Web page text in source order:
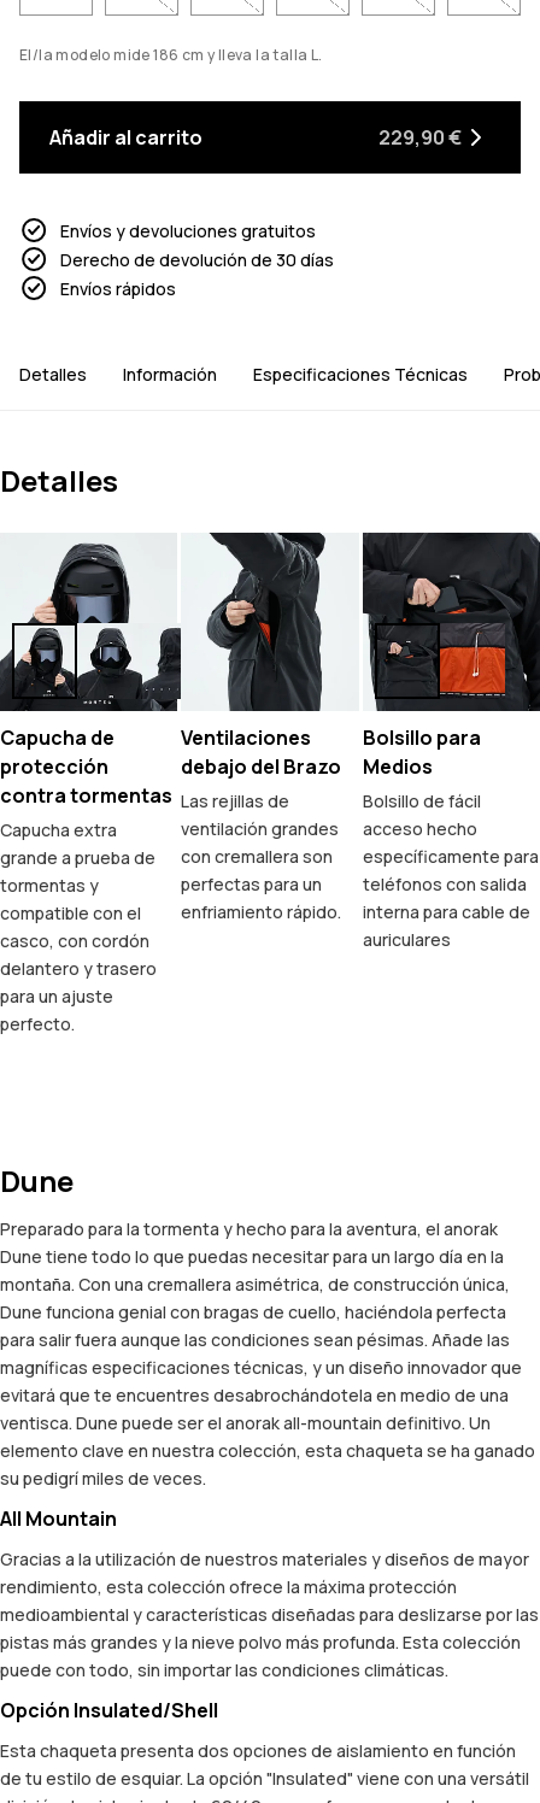
El/la modelo mide 186 cm y lleva la talla L.
Añadir al carrito 229,90 €
Envíos y devoluciones gratuitos
Derecho de devolución de 30 días
Envíos rápidos
Detalles Información Especificaciones Técnicas
Detalles
Capucha de
protección
contra tormentas
Capucha extra
grande a prueba de
tormentas y
compatible con el
casco, con cordón
delantero y trasero
para un ajuste
perfecto.
Ventilaciones
debajo del Brazo
Las rejillas de
ventilación grandes
con cremallera son
perfectas para un
enfriamiento rápido.
Bolsillo para
Medios
Bolsillo de fácil
acceso hecho
específicamente para
teléfonos con salida
interna para cable de
auriculares
Dune
Preparado para la tormenta y hecho para la aventura, el anorak
Dune tiene todo lo que puedas necesitar para un largo día en la
montaña. Con una cremallera asimétrica, de construcción única,
Dune funciona genial con bragas de cuello, haciéndola perfecta
para salir fuera aunque las condiciones sean pésimas. Añade las
magníficas especificaciones técnicas, y un diseño innovador que
evitará que te encuentres desabrochándotela en medio de una
ventisca. Dune puede ser el anorak all-mountain definitivo. Un
elemento clave en nuestra colección, esta chaqueta se ha ganado
su pedigrí miles de veces.
All Mountain
Gracias a la utilización de nuestros materiales y diseños de mayor
rendimiento, esta colección ofrece la máxima protección
medioambiental y características diseñadas para deslizarse por las
pistas más grandes y la nieve polvo más profunda. Esta colección
puede con todo, sin importar las condiciones climáticas.
Opción Insulated/Shell
Esta chaqueta presenta dos opciones de aislamiento en función
de tu estilo de esquiar. La opción "Insulated" viene con una versátil